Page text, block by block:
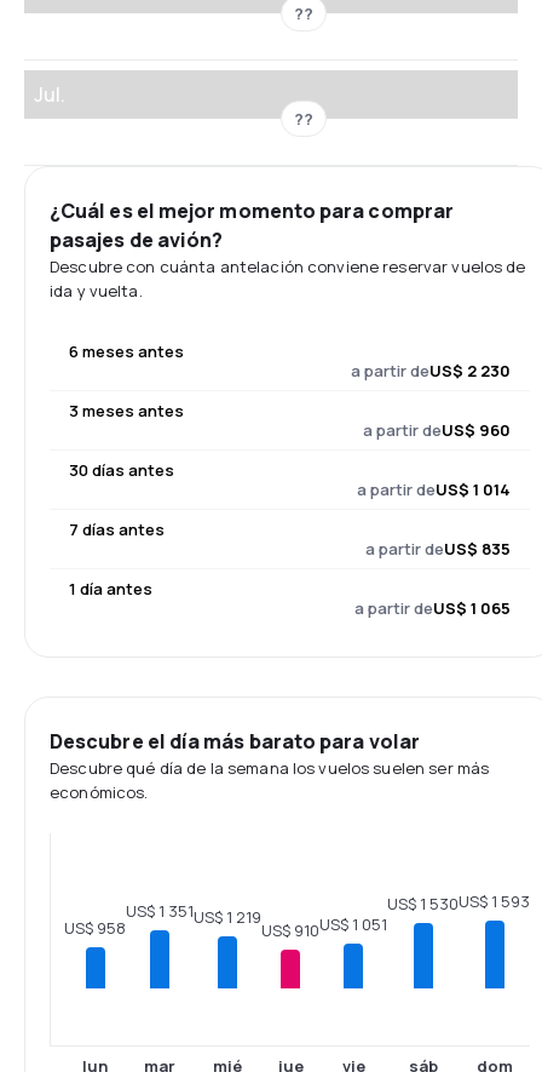
??
Jul.
??
¿Cuál es el mejor momento para comprar
pasajes de avión?
Descubre con cuánta antelación conviene reservar vuelos de
ida y vuelta.
6 meses antes
a partir deUS$ 2 230
3 meses antes
a partir deUS$ 960
30 días antes
a partir deUS$ 1 014
7 días antes
a partir deUS$ 835
1 día antes
a partir deUS$ 1 065
Descubre el día más barato para volar
Descubre qué día de la semana los vuelos suelen ser más
económicos.
US$ 958
lun
US$ 1 351
mar
US$ 1 219
mié
US$ 910
jue
US$ 1 051
vie
US$ 1 530
sáb
US$ 1 593
dom